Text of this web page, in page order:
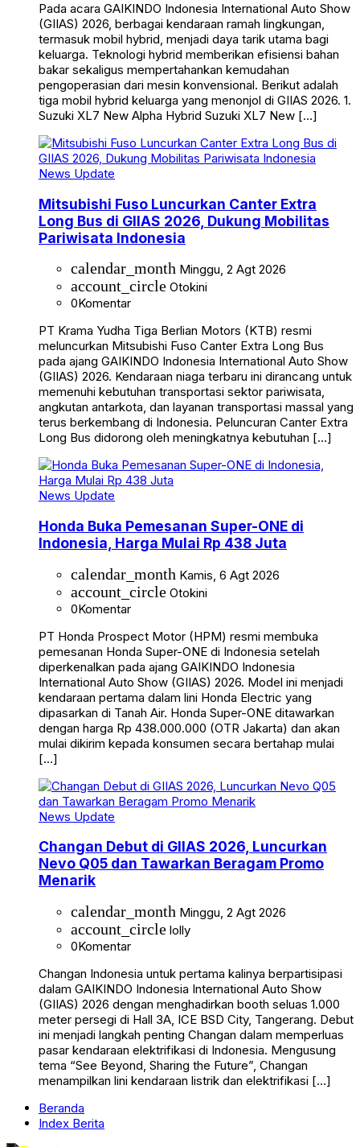
Pada acara GAIKINDO Indonesia International Auto Show
(GIIAS) 2026, berbagai kendaraan ramah lingkungan,
termasuk mobil hybrid, menjadi daya tarik utama bagi
keluarga. Teknologi hybrid memberikan efisiensi bahan
bakar sekaligus mempertahankan kemudahan
pengoperasian dari mesin konvensional. Berikut adalah
tiga mobil hybrid keluarga yang menonjol di GIIAS 2026. 1.
Suzuki XL7 New Alpha Hybrid Suzuki XL7 New […]
News Update
Mitsubishi Fuso Luncurkan Canter Extra
Long Bus di GIIAS 2026, Dukung Mobilitas
Pariwisata Indonesia
calendar_month Minggu, 2 Agt 2026
account_circle Otokini
0Komentar
PT Krama Yudha Tiga Berlian Motors (KTB) resmi
meluncurkan Mitsubishi Fuso Canter Extra Long Bus
pada ajang GAIKINDO Indonesia International Auto Show
(GIIAS) 2026. Kendaraan niaga terbaru ini dirancang untuk
memenuhi kebutuhan transportasi sektor pariwisata,
angkutan antarkota, dan layanan transportasi massal yang
terus berkembang di Indonesia. Peluncuran Canter Extra
Long Bus didorong oleh meningkatnya kebutuhan […]
News Update
Honda Buka Pemesanan Super-ONE di
Indonesia, Harga Mulai Rp 438 Juta
calendar_month Kamis, 6 Agt 2026
account_circle Otokini
0Komentar
PT Honda Prospect Motor (HPM) resmi membuka
pemesanan Honda Super-ONE di Indonesia setelah
diperkenalkan pada ajang GAIKINDO Indonesia
International Auto Show (GIIAS) 2026. Model ini menjadi
kendaraan pertama dalam lini Honda Electric yang
dipasarkan di Tanah Air. Honda Super-ONE ditawarkan
dengan harga Rp 438.000.000 (OTR Jakarta) dan akan
mulai dikirim kepada konsumen secara bertahap mulai
[…]
News Update
Changan Debut di GIIAS 2026, Luncurkan
Nevo Q05 dan Tawarkan Beragam Promo
Menarik
calendar_month Minggu, 2 Agt 2026
account_circle lolly
0Komentar
Changan Indonesia untuk pertama kalinya berpartisipasi
dalam GAIKINDO Indonesia International Auto Show
(GIIAS) 2026 dengan menghadirkan booth seluas 1.000
meter persegi di Hall 3A, ICE BSD City, Tangerang. Debut
ini menjadi langkah penting Changan dalam memperluas
pasar kendaraan elektrifikasi di Indonesia. Mengusung
tema “See Beyond, Sharing the Future”, Changan
menampilkan lini kendaraan listrik dan elektrifikasi […]
Beranda
Index Berita